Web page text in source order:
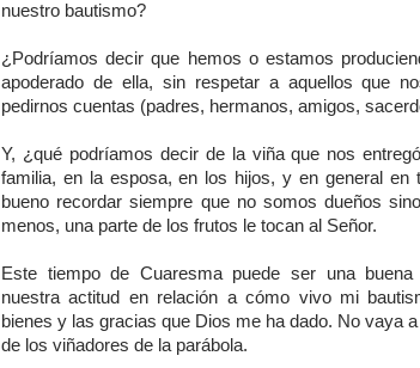
nuestro bautismo?
¿Podríamos decir que hemos o estamos
apoderado de ella, sin respetar a aquellos que
pedirnos cuentas (padres, hermanos, amigos,
Y, ¿qué podríamos decir de la viña que nos
familia, en la esposa, en los hijos, y en general en
bueno recordar siempre que no somos dueños
menos, una parte de los frutos le tocan al Señor.
Este tiempo de Cuaresma puede ser una buena
nuestra actitud en relación a cómo vivo mi
bienes y las gracias que Dios me ha dado. No vaya
de los viñadores de la parábola.